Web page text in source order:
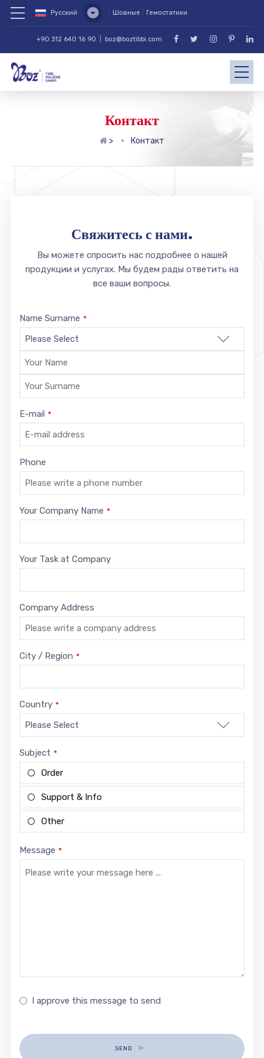
Русский Шовные Гемостатики
+90 312 640 16 90 boz@boztibbi.com
Контакт
> Контакт
Свяжитесь с нами.
Вы можете спросить нас подробнее о нашей
продукции и услугах. Мы будем рады ответить на
все ваши вопросы.
Name Surname *
E-mail *
Phone
Your Company Name *
Your Task at Company
Company Address
City / Region *
Country *
Subject *
Order
Support & Info
Other
Message *
I approve this message to send
SEND